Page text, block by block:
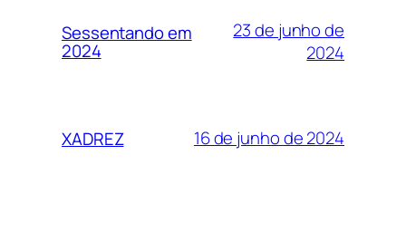
Sessentando em
2024
23 de junho de
2024
XADREZ 16 de junho de 2024